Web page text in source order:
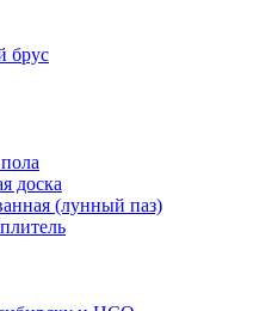
брус
доска
(лунный паз)